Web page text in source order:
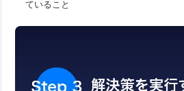
ていること